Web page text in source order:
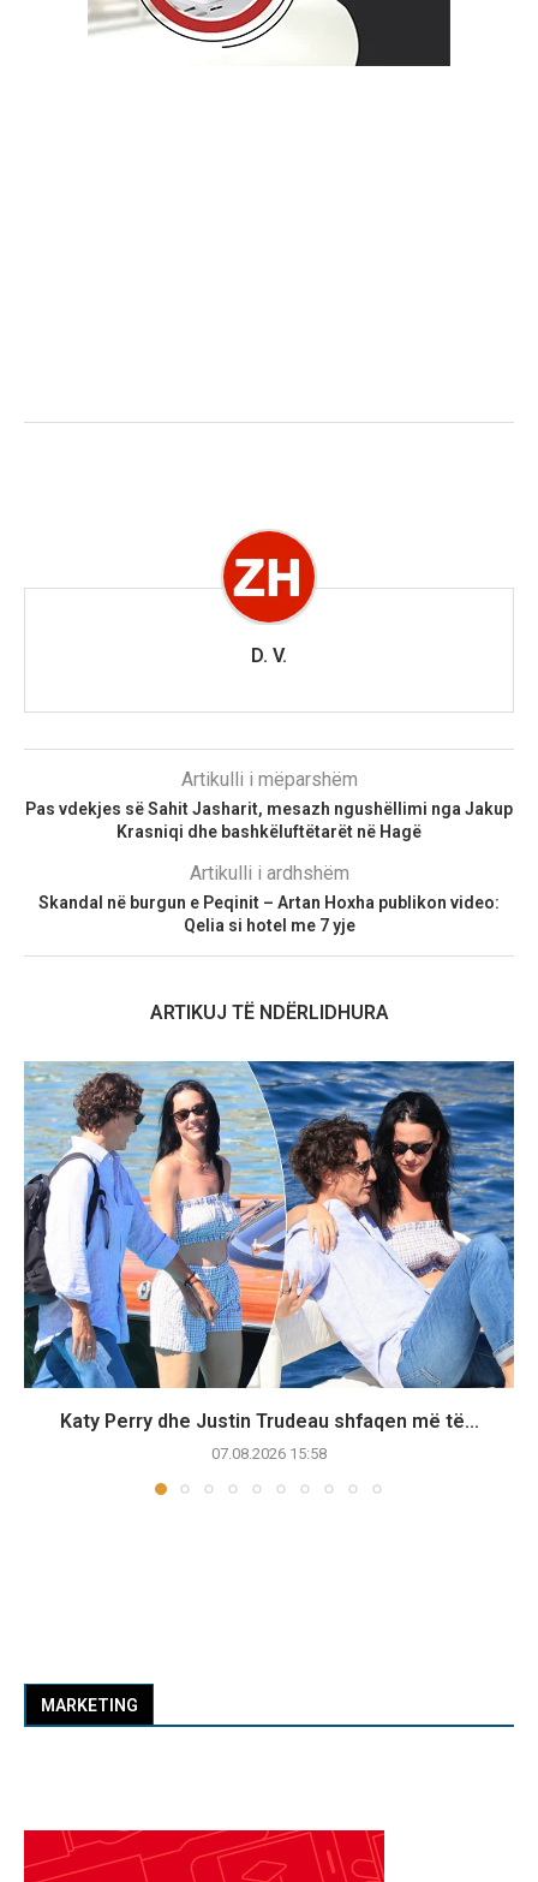
D. V.
Artikulli i mëparshëm
Pas vdekjes së Sahit Jasharit, mesazh ngushëllimi nga Jakup
Krasniqi dhe bashkëluftëtarët në Hagë
Artikulli i ardhshëm
Skandal në burgun e Peqinit – Artan Hoxha publikon video:
Qelia si hotel me 7 yje
ARTIKUJ TË NDËRLIDHURA
Katy Perry dhe Justin Trudeau shfaqen më të...
07.08.2026 15:58
MARKETING